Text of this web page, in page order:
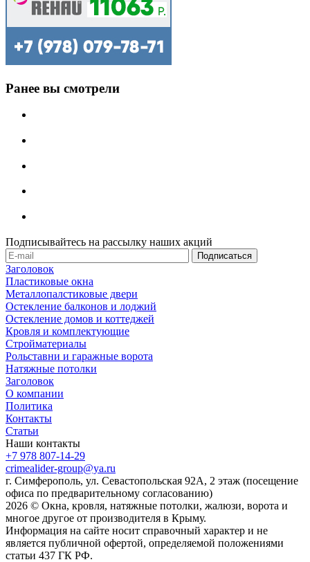
Ранее вы смотрели
Подписывайтесь на рассылку наших акций
Заголовок
Пластиковые окна
Металлопалстиковые двери
Остекление балконов и лоджий
Остекление домов и коттеджей
Кровля и комплектующие
Стройматериалы
Рольставни и гаражные ворота
Натяжные потолки
Заголовок
О компании
Политика
Контакты
Статьи
Наши контакты
+7 978 807-14-29
crimealider-group@ya.ru
г. Симферополь, ул. Севастопольская 92А, 2 этаж (посещение
офиса по предварительному согласованию)
2026 © Окна, кровля, натяжные потолки, жалюзи, ворота и
многое другое от производителя в Крыму.
Информация на сайте носит справочный характер и не
является публичной офертой, определяемой положениями
статьи 437 ГК РФ.